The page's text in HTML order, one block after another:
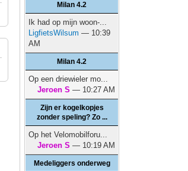
Milan 4.2
Ik had op mijn woon-...
LigfietsWilsum — 10:39
AM
Milan 4.2
Op een driewieler mo...
Jeroen S — 10:27 AM
Zijn er kogelkopjes
zonder speling? Zo ...
Op het Velomobilforu...
Jeroen S — 10:19 AM
Medeliggers onderweg